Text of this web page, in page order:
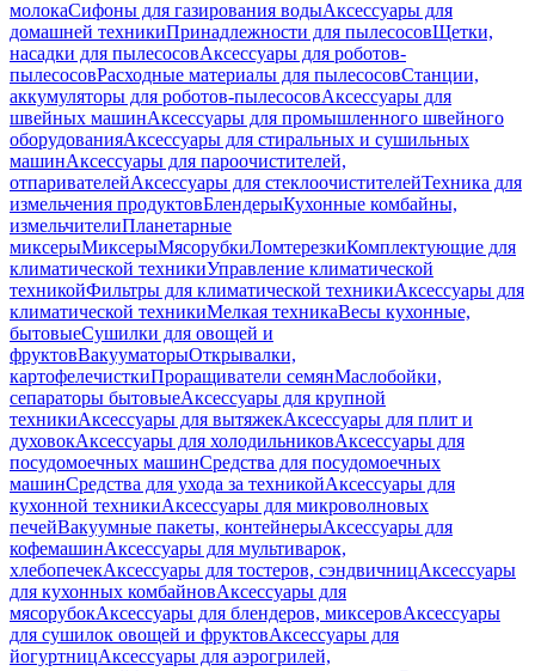
молокаСифоны для газирования водыАксессуары для
домашней техникиПринадлежности для пылесосовЩетки,
насадки для пылесосовАксессуары для роботов-
пылесосовРасходные материалы для пылесосовСтанции,
аккумуляторы для роботов-пылесосовАксессуары для
швейных машинАксессуары для промышленного швейного
оборудованияАксессуары для стиральных и сушильных
машинАксессуары для пароочистителей,
отпаривателейАксессуары для стеклоочистителейТехника для
измельчения продуктовБлендерыКухонные комбайны,
измельчителиПланетарные
миксерыМиксерыМясорубкиЛомтерезкиКомплектующие для
климатической техникиУправление климатической
техникойФильтры для климатической техникиАксессуары для
климатической техникиМелкая техникаВесы кухонные,
бытовыеСушилки для овощей и
фруктовВакууматорыОткрывалки,
картофелечисткиПроращиватели семянМаслобойки,
сепараторы бытовыеАксессуары для крупной
техникиАксессуары для вытяжекАксессуары для плит и
духовокАксессуары для холодильниковАксессуары для
посудомоечных машинСредства для посудомоечных
машинСредства для ухода за техникойАксессуары для
кухонной техникиАксессуары для микроволновых
печейВакуумные пакеты, контейнерыАксессуары для
кофемашинАксессуары для мультиварок,
хлебопечекАксессуары для тостеров, сэндвичницАксессуары
для кухонных комбайновАксессуары для
мясорубокАксессуары для блендеров, миксеровАксессуары
для сушилок овощей и фруктовАксессуары для
йогуртницАксессуары для аэрогрилей,